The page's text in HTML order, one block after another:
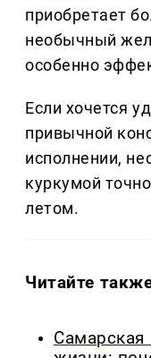
приобретает
необычный
особенно
Если хочется
привычной
исполнении,
куркумой
летом.
Читайте
Самарская